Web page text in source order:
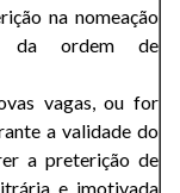
na nomeação
da ordem de
vagas, ou for
a validade do
a preterição de
e imotivada